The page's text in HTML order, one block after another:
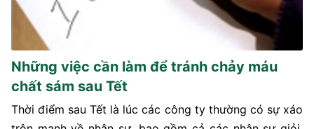
Những việc cần làm để tránh chảy máu
chất sám sau Tết
Thời điểm sau Tết là lúc các công ty thường có sự xáo